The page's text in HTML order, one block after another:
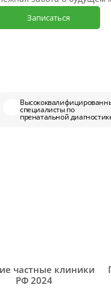
Записаться
специалисты по
пренатальной
частные клиники
РФ 2024